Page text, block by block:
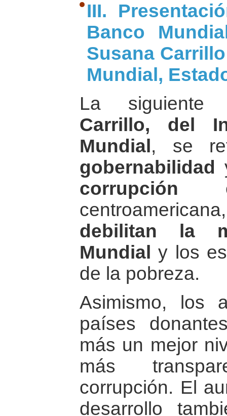
III.
Banco
Susana
Mundial,
La
Carrillo, del
Mundial , se
gobernabilidad
corrupción
debilitan la
Mundial y los
de la pobreza.
Asimismo, los
países
más un mejor
más
corrupción. El
desarrollo